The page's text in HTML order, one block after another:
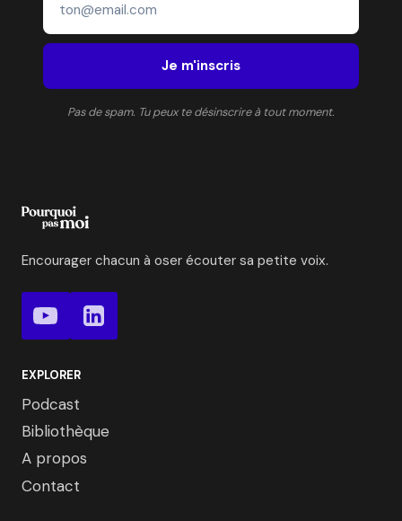
Je m'inscris
Pas de spam. Tu peux te désinscrire à tout moment.
Encourager chacun à oser écouter sa petite voix.
EXPLORER
Podcast
Bibliothèque
A propos
Contact